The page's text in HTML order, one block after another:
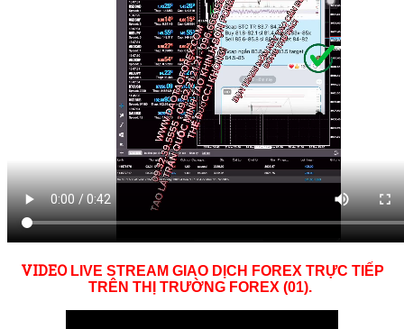
VIDEOLIVE STREAM GIAO DỊCH FOREX TRỰC TIẾP
TRÊN THỊ TRƯỜNG FOREX (01).